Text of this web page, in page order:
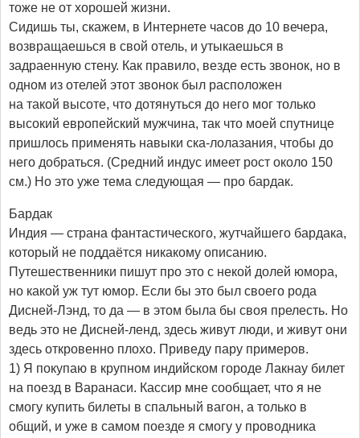
тоже не от хорошей жизни.
Сидишь ты, скажем, в Интернете часов до 10 вечера,
возвращаешься в свой отель, и утыкаешься в
задраенную стену. Как правило, везде есть звонок, но в
одном из отелей этот звонок был расположен
на такой высоте, что дотянуться до него мог только
высокий европейский мужчина, так что моей спутнице
пришлось применять навыки ска-лолазания, чтобы до
него добраться. (Средний индус имеет рост около 150
см.) Но это уже тема следующая — про бардак.
Бардак
Индия — страна фантастического, жутчайшего бардака,
который не поддаётся никакому описанию.
Путешественники пишут про это с некой долей юмора,
но какой уж тут юмор. Если бы это был своего рода
Дисней-Лэнд, то да — в этом была бы своя прелесть. Но
ведь это не Дисней-ленд, здесь живут люди, и живут они
здесь откровенно плохо. Приведу пару примеров.
1) Я покупаю в крупном индийском городе Лакнау билет
на поезд в Варанаси. Кассир мне сообщает, что я не
смогу купить билеты в спальный вагон, а только в
общий, и уже в самом поезде я смогу у проводника